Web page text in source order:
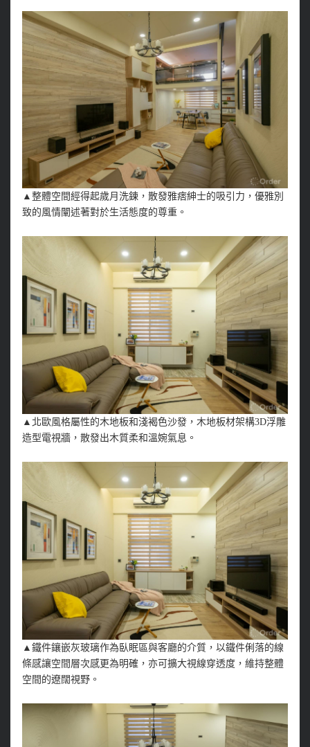
▲整體空間經得起歲月洗鍊，散發雅痞紳士的吸引力，優雅別
致的風情闡述著對於生活態度的尊重。
▲北歐風格屬性的木地板和淺褐色沙發，木地板材架構3D浮雕
造型電視牆，散發出木質柔和溫婉氣息。
▲鐵件鑲嵌灰玻璃作為臥眠區與客廳的介質，以鐵件俐落的線
條感讓空間層次感更為明確，亦可擴大視線穿透度，維持整體
空間的遼闊視野。